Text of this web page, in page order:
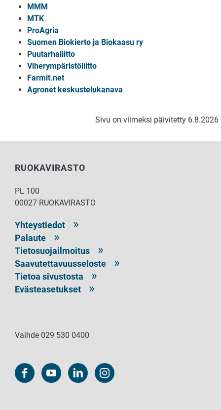
MMM
MTK
ProAgria
Suomen Biokierto ja Biokaasu ry
Puutarhaliitto
Viherympäristöliitto
Farmit.net
Agronet keskustelukanava
Sivu on viimeksi päivitetty 6.8.2026
RUOKAVIRASTO
PL 100
00027 RUOKAVIRASTO
Yhteystiedot
Palaute
Tietosuojailmoitus
Saavutettavuusseloste
Tietoa sivustosta
Evästeasetukset
Vaihde 029 530 0400